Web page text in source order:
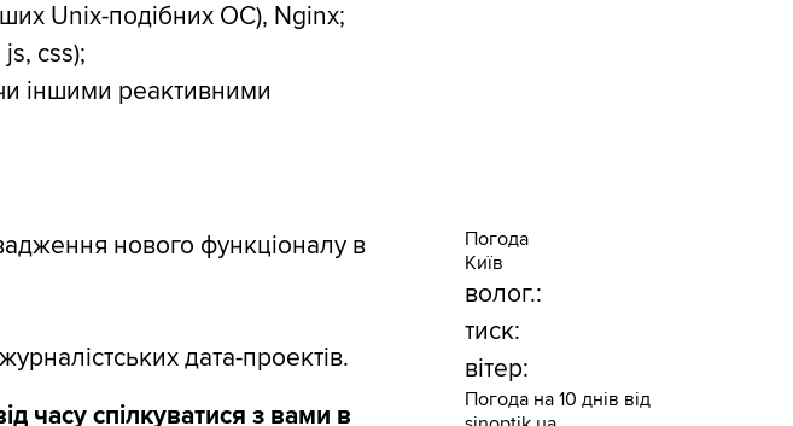
Unix-подібних ОС), Nginx;
css);
іншими реактивними
нового функціоналу в
дата-проектів.
часу спілкуватися з вами в
Погода
Київ
волог.:
тиск:
вітер:
Погода на 10 днів від